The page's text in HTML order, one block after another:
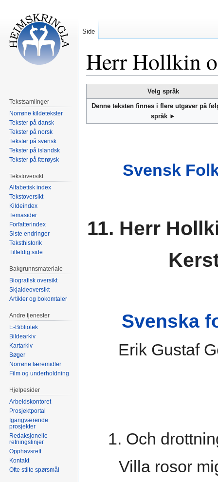
Herr Hollkin
til
navigering
til
søk
Velg språk
Denne teksten finnes i flere utgaver på
språk ►
Svensk
11. Herr
Svenska
Erik Gustaf
1. Och
Villa rosor
Side
Tekstsamlinger
Norrøne kildetekster
Tekster på dansk
Tekster på norsk
Tekster på svensk
Tekster på islandsk
Tekster på færøysk
Tekstoversikt
Alfabetisk index
Tekstoversikt
Kildeindex
Temasider
Forfatterindex
Siste endringer
Teksthistorik
Tilfeldig side
Bakgrunnsmateriale
Biografisk oversikt
Skjaldeoversikt
Artikler og bokomtaler
Andre tjenester
E-Bibliotek
Bildearkiv
Kartarkiv
Bøger
Norrøne læremidler
Film og underholdning
Hjelpesider
Arbeidskontoret
Prosjektportal
Igangværende
prosjekter
Redaksjonelle
retningslinjer
Opphavsrett
Kontakt
Ofte stilte spørsmål